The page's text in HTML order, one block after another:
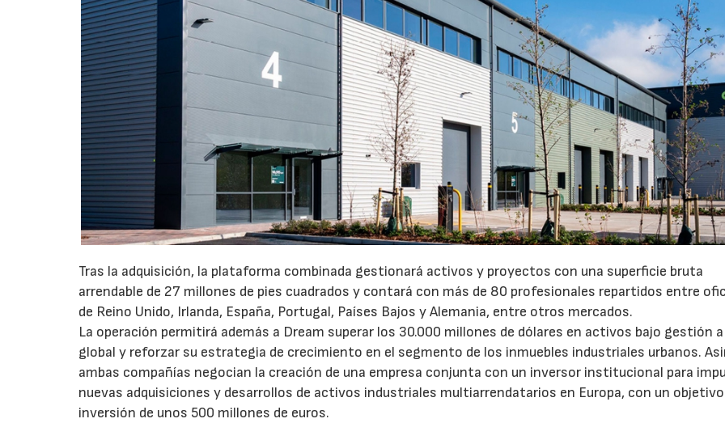
Tras la adquisición, la plataforma combinada gestionará activos y proyectos con una superficie bruta
arrendable de 27 millones de pies cuadrados y contará con más de 80 profesionales repartidos entre
de Reino Unido, Irlanda, España, Portugal, Países Bajos y Alemania, entre otros mercados.
La operación permitirá además a Dream superar los 30.000 millones de dólares en activos bajo gestión
global y reforzar su estrategia de crecimiento en el segmento de los inmuebles industriales urbanos.
ambas compañías negocian la creación de una empresa conjunta con un inversor institucional para
nuevas adquisiciones y desarrollos de activos industriales multiarrendatarios en Europa, con un objetivo
inversión de unos 500 millones de euros.